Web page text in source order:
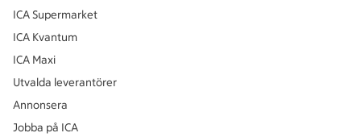
ICA Supermarket
ICA Kvantum
ICA Maxi
Utvalda leverantörer
Annonsera
Jobba på ICA